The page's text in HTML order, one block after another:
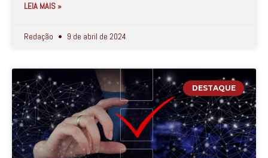
LEIA MAIS »
Redação 9 de abril de 2024
DESTAQUE